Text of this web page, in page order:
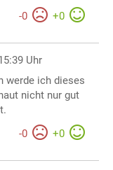
-0 +0
Uhr
werde ich dieses
nicht nur gut
-0 +0